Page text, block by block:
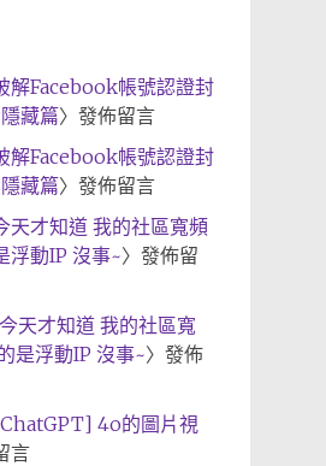
解Facebook帳號認證封
藏篇〉發佈留言
解Facebook帳號認證封
藏篇〉發佈留言
天才知道 我的社區寬頻
浮動IP 沒事~〉發佈留
今天才知道 我的社區寬
是浮動IP 沒事~〉發佈
4o的圖片視
言